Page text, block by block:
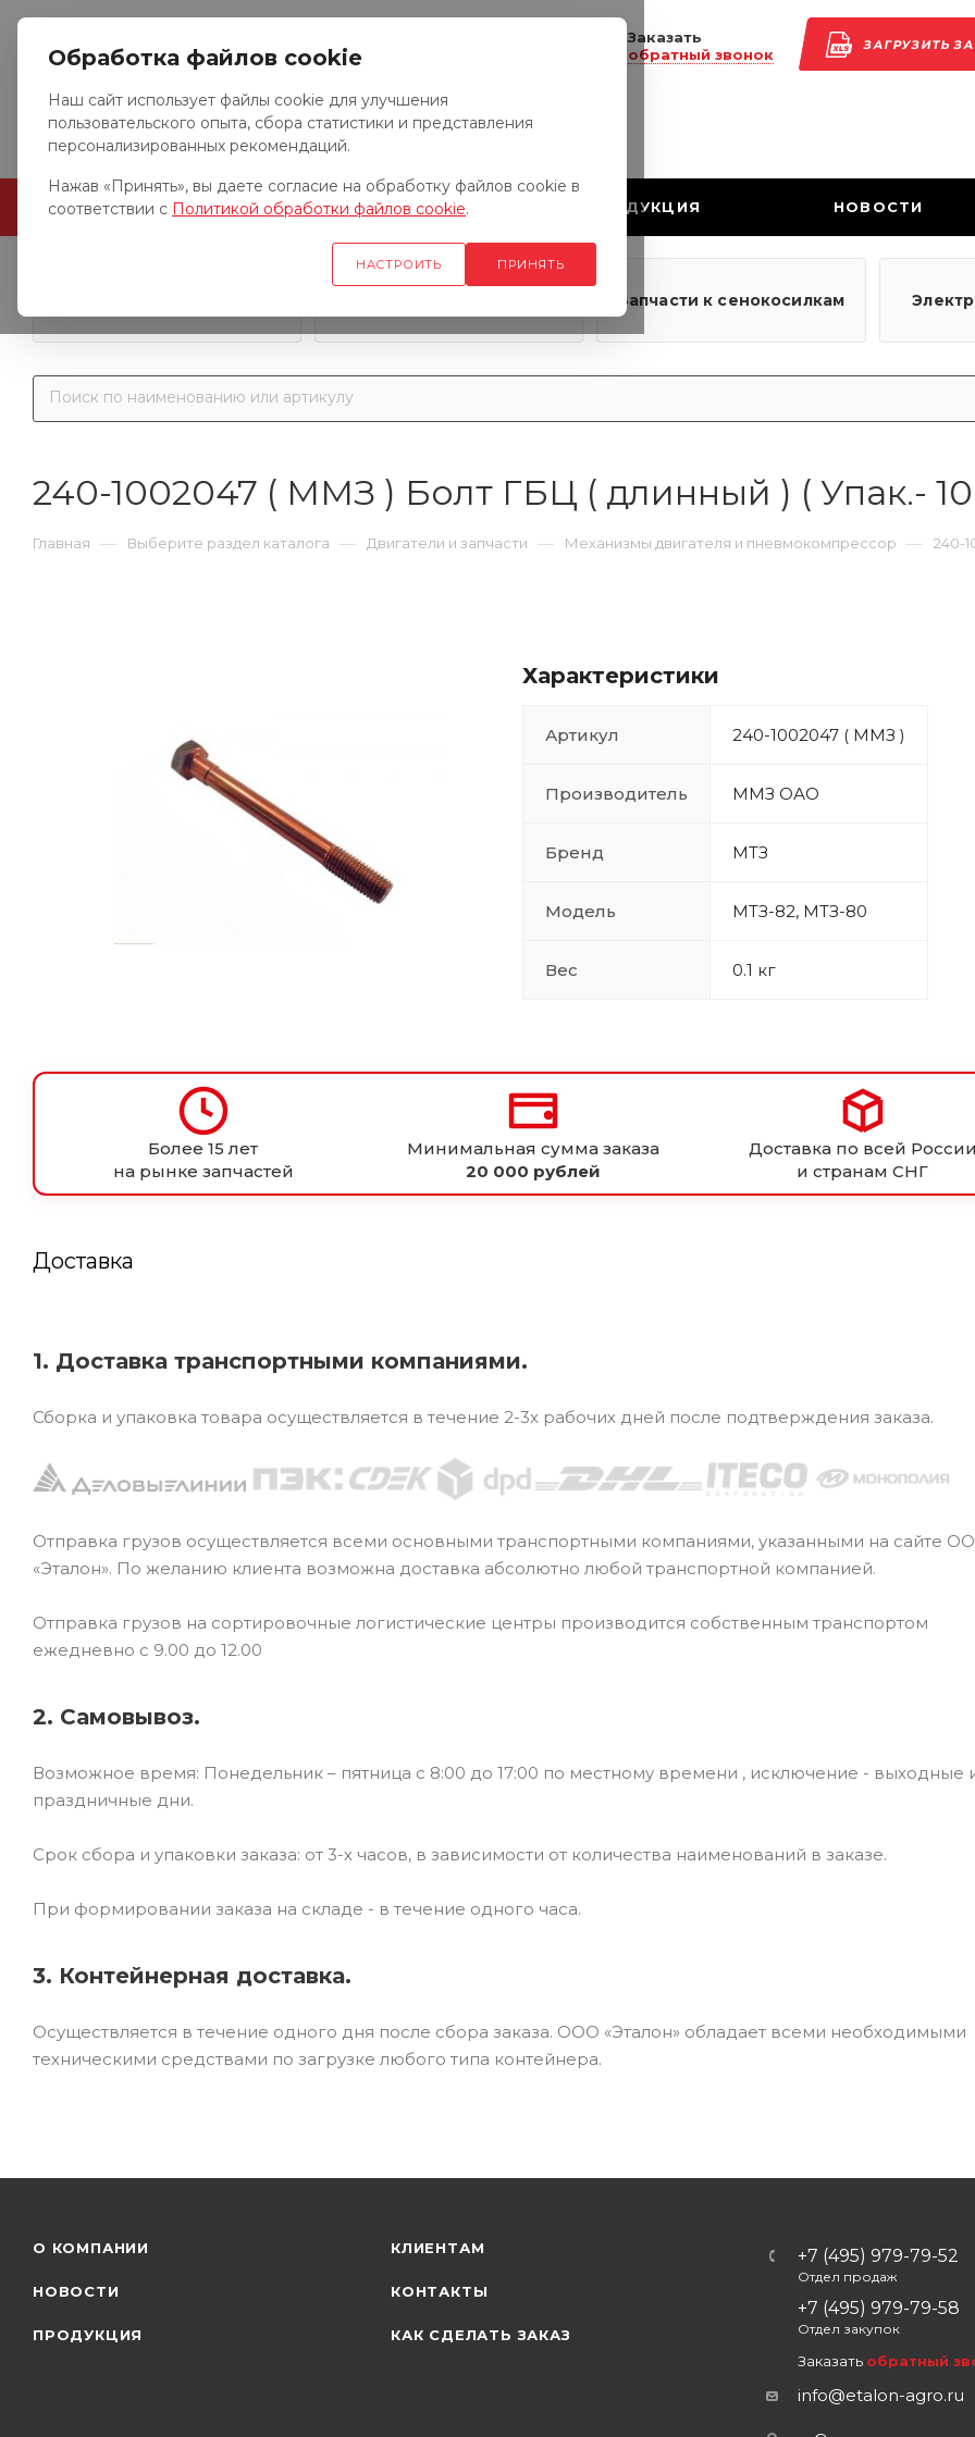
ЗАГРУЗИТЬ
Заказать
обратный звонок
ГЛАВНАЯ О КОМПАНИИ ПРОДУКЦИЯ НОВОСТИ
Запчасти к грузовым
Запчасти к сенокосилкам
240-1002047 ( ММЗ ) Болт ГБЦ ( длинный ) ( Упак.-
Главная — Выберите раздел каталога — Двигатели и запчасти — Механизмы двигателя и пневмокомпрессор — 240-
Характеристики
Артикул 240-1002047 ( ММЗ )
Производитель ММЗ ОАО
Бренд МТЗ
Модель МТЗ-82, МТЗ-80
Вес 0.1 кг
Более 15 лет
на рынке запчастей
Минимальная сумма заказа
20 000 рублей
Доставка по всей
и странам СНГ
Доставка
1. Доставка транспортными компаниями.
Сборка и упаковка товара осуществляется в течение 2-3х рабочих дней после подтверждения заказа.
Отправка грузов осуществляется всеми основными транспортными компаниями, указанными на сайте
«Эталон». По желанию клиента возможна доставка абсолютно любой транспортной компанией.
Отправка грузов на сортировочные логистические центры производится собственным транспортом
ежедневно с 9.00 до 12.00
2. Самовывоз.
Возможное время: Понедельник – пятница с 8:00 до 17:00 по местному времени , исключение - выходные
праздничные дни.
Срок сбора и упаковки заказа: от 3-х часов, в зависимости от количества наименований в заказе.
При формировании заказа на складе - в течение одного часа.
3. Контейнерная доставка.
Осуществляется в течение одного дня после сбора заказа. ООО «Эталон» обладает всеми необходимыми
техническими средствами по загрузке любого типа контейнера.
О КОМПАНИИ
НОВОСТИ
ПРОДУКЦИЯ
КЛИЕНТАМ
КОНТАКТЫ
КАК СДЕЛАТЬ ЗАКАЗ
+7 (495) 979-79-52
Отдел продаж
+7 (495) 979-79-58
Отдел закупок
Заказать обратный
info@etalon-agro.ru
Обработка файлов cookie
Наш сайт использует файлы cookie для улучшения
пользовательского опыта, сбора статистики и представления
персонализированных рекомендаций.
Нажав «Принять», вы даете согласие на обработку файлов cookie в
соответствии с Политикой обработки файлов cookie.
НАСТРОИТЬ ПРИНЯТЬ